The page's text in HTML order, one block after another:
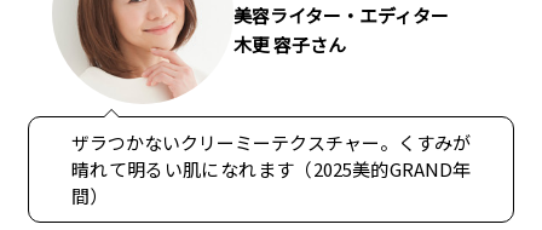
美容ライター・エディター
木更 容子さん
ザラつかないクリーミーテクスチャー。くすみが
晴れて明るい肌になれます（2025美的GRAND年
間）